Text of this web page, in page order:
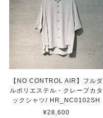
【NO CONTROL AIR】フルダ
ルポリエステル・クレープカタ
ックシャツ/ HR_NC0102SH
¥28,600